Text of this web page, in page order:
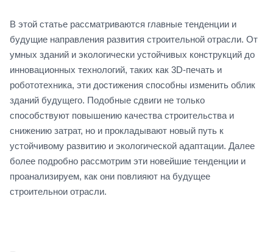
В этой статье рассматриваются главные тенденции и
будущие направления развития строительной отрасли. От
умных зданий и экологически устойчивых конструкций до
инновационных технологий, таких как 3D-печать и
робототехника, эти достижения способны изменить облик
зданий будущего. Подобные сдвиги не только
способствуют повышению качества строительства и
снижению затрат, но и прокладывают новый путь к
устойчивому развитию и экологической адаптации. Далее
более подробно рассмотрим эти новейшие тенденции и
проанализируем, как они повлияют на будущее
строительнои отрасли.